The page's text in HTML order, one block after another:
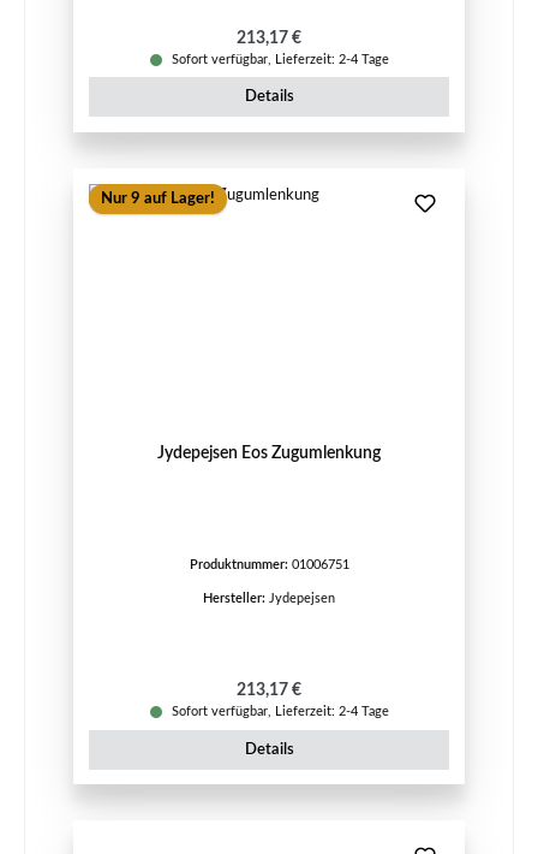
Regulärer Preis:
213,17 €
Sofort verfügbar, Lieferzeit: 2-4 Tage
Details
Nur 9 auf Lager!
Jydepejsen Eos Zugumlenkung
Produktnummer: 01006751
Hersteller: Jydepejsen
Regulärer Preis:
213,17 €
Sofort verfügbar, Lieferzeit: 2-4 Tage
Details